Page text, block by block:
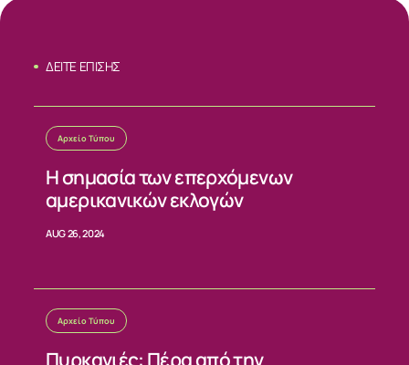
ΣΧΕΤΙΚΑ
ΝΕΑ
ΕΠΙΚΟΙΝΩΝΙΑ
ΔΕΙΤΕ ΕΠΙΣΗΣ
Αρχείο Τύπου
Η σημασία των επερχόμενων
αμερικανικών εκλογών
AUG 26, 2024
Αρχείο Τύπου
Πυρκαγιές: Πέρα από την